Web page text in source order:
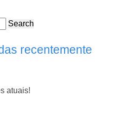
Search
recentemente
atuais!